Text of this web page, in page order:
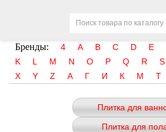
Бренды: 4 A B C D E
K
L M N O P Q R S
X
Y Z А Г И К М Т
Плитка для
Плитка для